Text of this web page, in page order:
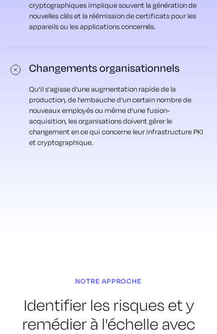
cryptographiques implique souvent la génération de
nouvelles clés et la réémission de certificats pour les
appareils ou les applications concernés.
Changements organisationnels
Qu'il s'agisse d'une augmentation rapide de la
production, de l'embauche d'un certain nombre de
nouveaux employés ou même d'une fusion-
acquisition, les organisations doivent gérer le
changement en ce qui concerne leur infrastructure PKI
et cryptographique.
NOTRE APPROCHE
Identifier les risques et y
remédierà l'échelle avec